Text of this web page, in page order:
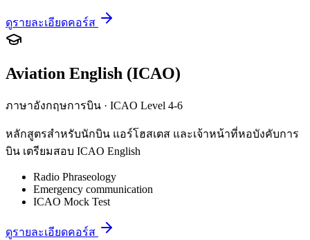
ดูรายละเอียดคอร์ส
Aviation English (ICAO)
ภาษาอังกฤษการบิน · ICAO Level 4-6
หลักสูตรสำหรับนักบิน แอร์โฮสเตส และเจ้าหน้าที่หอบังคับการ
บิน เตรียมสอบ ICAO English
Radio Phraseology
Emergency communication
ICAO Mock Test
ดูรายละเอียดคอร์ส